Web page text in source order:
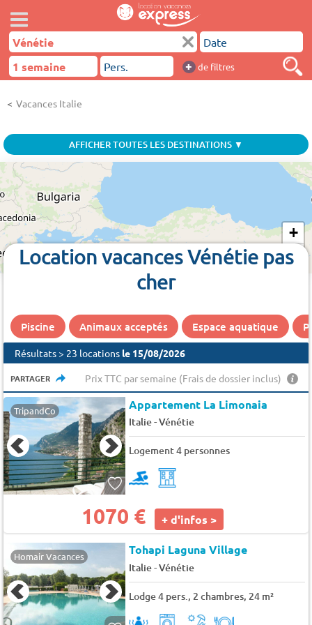
+ de filtres
Vacances Italie
AFFICHER TOUTES LES DESTINATIONS ▼
+
−
Location vacances Vénétie pas
cher
Piscine Animaux acceptés Espace aquatique
Résultats > 23 locations le 15/08/2026
PARTAGER Prix TTC par semaine (Frais de dossier inclus)
TripandCo Appartement La Limonaia
Italie-Vénétie
Logement 4 personnes
1070 € + d'infos >
Homair Vacances Tohapi Laguna Village
Italie-Vénétie
Lodge 4 pers., 2 chambres, 24 m²